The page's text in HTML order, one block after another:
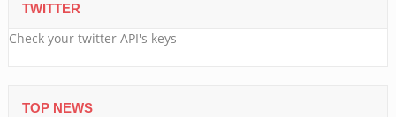
TWITTER
Check your twitter API's keys
TOP NEWS